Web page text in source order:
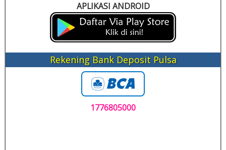
APLIKASI ANDROID
Rekening Bank Deposit Pulsa
1776805000